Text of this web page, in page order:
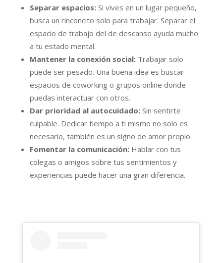
Separar espacios:Si vives en un lugar pequeño,
busca un rinconcito solo para trabajar. Separar el
espacio de trabajo del de descanso ayuda mucho
a tu estado mental.
Mantener la conexión social:Trabajar solo
puede ser pesado. Una buena idea es buscar
espacios de coworking o grupos online donde
puedas interactuar con otros.
Dar prioridad al autocuidado:Sin sentirte
culpable. Dedicar tiempo a ti mismo no solo es
necesario, también es un signo de amor propio.
Fomentar la comunicación:Hablar con tus
colegas o amigos sobre tus sentimientos y
experiencias puede hacer una gran diferencia.